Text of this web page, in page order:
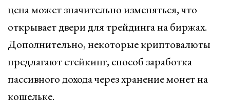
цена может значительно изменяться, что
открывает двери для трейдинга на биржах.
Дополнительно, некоторые криптовалюты
предлагают стейкинг, способ заработка
пассивного дохода через хранение монет на
кошельке.